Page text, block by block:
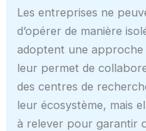
Les entreprises ne
d’opérer de manière
adoptent une approche
leur permet de
des centres de
leur écosystème, mais
à relever pour garantir